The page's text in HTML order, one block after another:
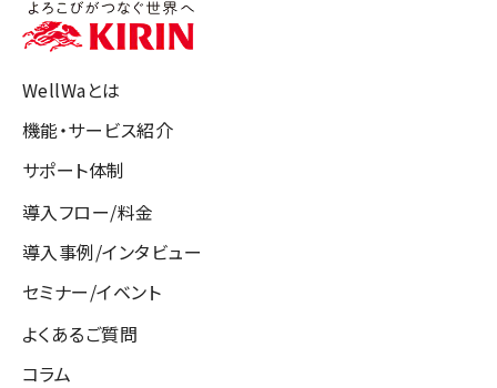
WellWaとは
機能・サービス紹介
サポート体制
導入フロー/料金
導入事例/インタビュー
セミナー/イベント
よくあるご質問
コラム